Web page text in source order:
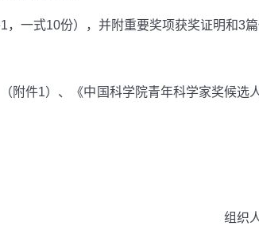
1，一式10份），并附重要奖项获奖证明和3
附件1）、《中国科学院青年科学家奖候选
织人事